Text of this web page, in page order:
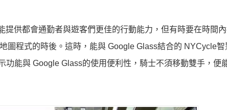
供都會通勤者與遊客們更佳的行動能力，但有時要在時間
圖程式的時後。這時，能與 Google Glass結合的 NYCycle智
能與 Google Glass的使用便利性，騎士不須移動雙手，便